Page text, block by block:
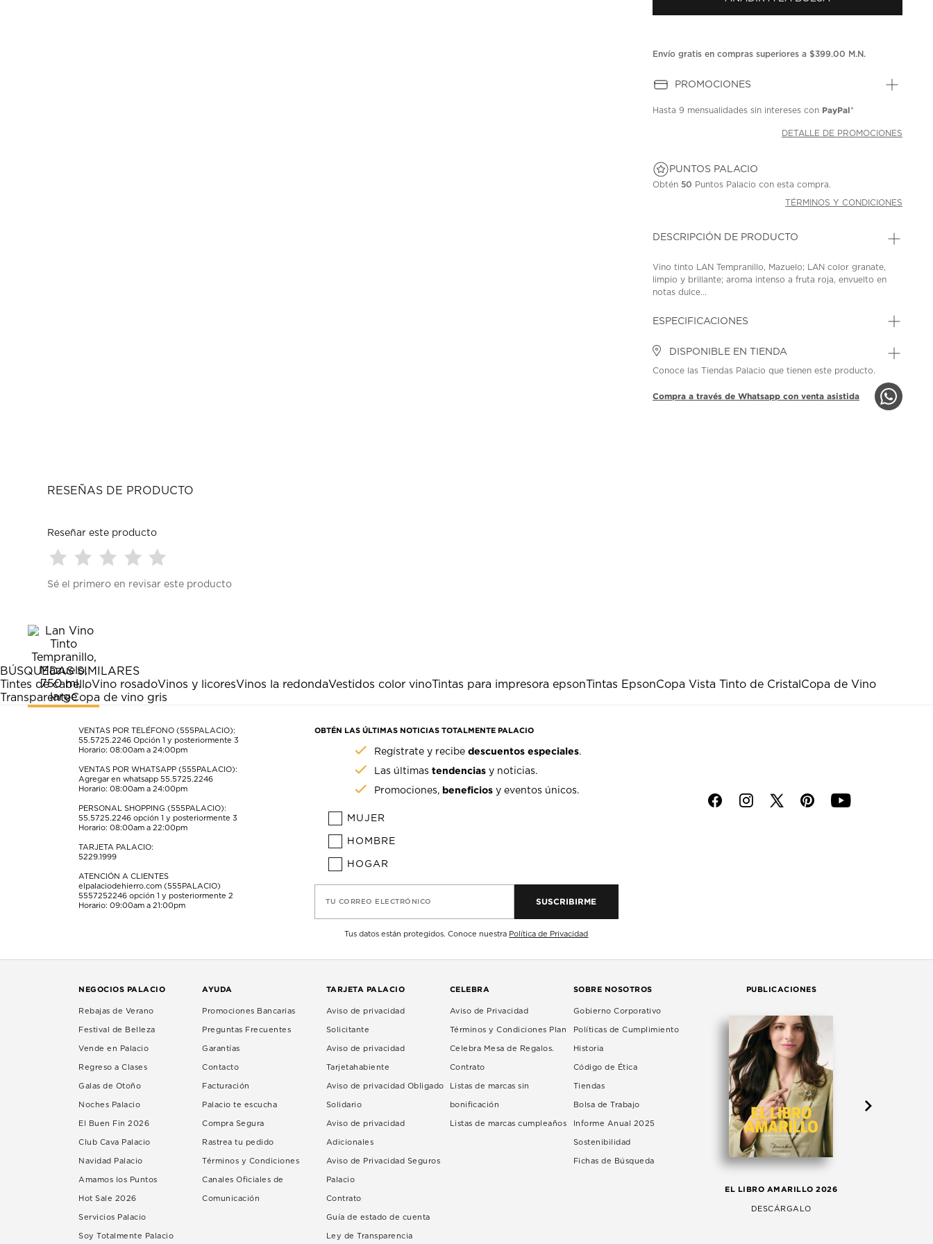
la
Envío gratis en compras superiores a $399.00 M.N.
PROMOCIONES
Hasta9 mensualidades sin intereses con PayPal*
DETALLE DE PROMOCIONES
PUNTOS PALACIO
Obtén50 Puntos Palacio con esta compra.
TÉRMINOS Y CONDICIONES
DESCRIPCIÓN DE PRODUCTO
Vino tinto LAN Tempranillo, Mazuelo; LAN color granate,
limpio y brillante; aroma intenso a fruta roja, envuelto en
notas dulce...
ESPECIFICACIONES
DISPONIBLE EN TIENDA
Conoce las Tiendas Palacio que tienen este producto.
Compra a través de Whatsapp con venta asistida
RESEÑAS DE PRODUCTO
Reseñar este producto
para
artículo
con
1
estrella
Esta
acción
abrirá
formulario
para
artículo
con
2
estrellas.
Esta
acción
abrirá
formulario
de
para
estrellas.
Esta
acción
abrirá
formulario
de
para
estrellas.
Esta
acción
abrirá
formulario
de
para
Esta
acción
abrirá
formulario
de
envío.
Sé el primero en revisar este producto
BÚSQUEDAS SIMILARES
Tintes de cabelloVino rosadoVinos y licoresVinos la redondaVestidos color vinoTintas para impresora epsonTintas EpsonCopa Vista Tinto de Cristal Copa de Vino
TransparenteCopa de vino gris
VENTAS POR TELÉFONO (555PALACIO):
55.5725.2246 Opción 1 y posteriormente 3
Horario: 08:00am a 24:00pm
VENTAS POR WHATSAPP (555PALACIO):
Agregar en whatsapp 55.5725.2246
Horario: 08:00am a 24:00pm
PERSONAL SHOPPING (555PALACIO):
55.5725.2246 opción 1 y posteriormente 3
Horario: 08:00am a 22:00pm
TARJETA PALACIO:
5229.1999
ATENCIÓN A CLIENTES
elpalaciodehierro.com (555PALACIO)
5557252246 opción 1 y posteriormente 2
Horario: 09:00am a 21:00pm
OBTÉN LAS ÚLTIMAS NOTICIAS TOTALMENTE PALACIO
Regístrate y recibedescuentos especiales.
Las últimastendencias y noticias.
Promociones, beneficios y eventos únicos.
MUJER
HOMBRE
HOGAR
TU CORREO ELECTRÓNICO SUSCRIBIRME
Tus datos están protegidos. Conoce nuestra Política de Privacidad
f i p y
NEGOCIOS PALACIO
Rebajas de Verano
Festival de Belleza
Vende en Palacio
Regreso a Clases
Galas de Otoño
Noches Palacio
El Buen Fin 2026
Club Cava Palacio
Navidad Palacio
Amamos los Puntos
Hot Sale 2026
Servicios Palacio
Soy Totalmente Palacio
AYUDA
Promociones Bancarias
Preguntas Frecuentes
Garantías
Contacto
Facturación
Palacio te escucha
Compra Segura
Rastrea tu pedido
Términos y Condiciones
Canales Oficiales de
Comunicación
TARJETA PALACIO
Aviso de privacidad
Solicitante
Aviso de privacidad
Tarjetahabiente
Aviso de privacidad Obligado
Solidario
Aviso de privacidad
Adicionales
Aviso de Privacidad Seguros
Palacio
Contrato
Guía de estado de cuenta
Ley de Transparencia
CELEBRA
Aviso de Privacidad
Términos y Condiciones Plan
Celebra Mesa de Regalos.
Contrato
Listas de marcas sin
bonificación
Listas de marcas cumpleaños
SOBRE NOSOTROS
Gobierno Corporativo
Políticas de Cumplimiento
Historia
Código de Ética
Tiendas
Bolsa de Trabajo
Informe Anual 2025
Sostenibilidad
Fichas de Búsqueda
PUBLICACIONES
EL LIBRO AMARILLO 2026
DESCÁRGALO